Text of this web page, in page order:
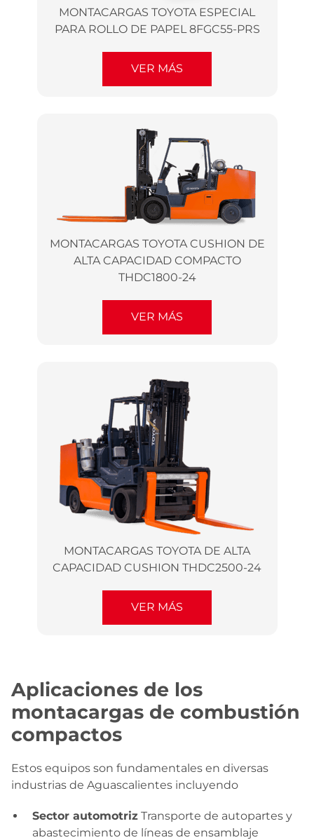
MONTACARGAS TOYOTA ESPECIAL
PARA ROLLO DE PAPEL 8FGC55-PRS
VER MÁS
MONTACARGAS TOYOTA CUSHION DE
ALTA CAPACIDAD COMPACTO
THDC1800-24
VER MÁS
MONTACARGAS TOYOTA DE ALTA
CAPACIDAD CUSHION THDC2500-24
VER MÁS
Aplicaciones de los
montacargas de combustión
compactos
Estos equipos son fundamentales en diversas
industrias de Aguascalientes incluyendo
Sector automotriz Transporte de autopartes y
abastecimiento de líneas de ensamblaje